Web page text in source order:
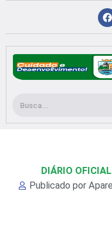
conteúdo
F
a
c
b
o
o
k
Pesquisar
DIÁRIO
Publicado por